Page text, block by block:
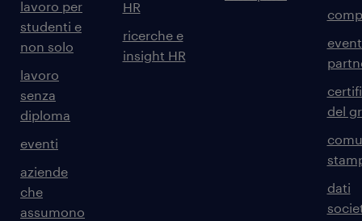
lavoro per
studenti e
non solo
lavoro
senza
diploma
eventi
aziende
che
assumono
HR
ricerche e
insight HR
del
dati